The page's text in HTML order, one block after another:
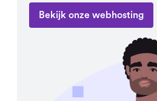
Bekijk onze webhosting